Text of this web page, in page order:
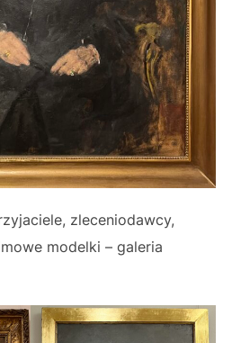
zleceniodawcy,
modelki – galeria